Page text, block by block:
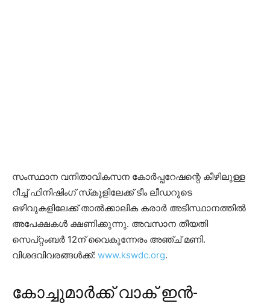
സംസ്ഥാന വനിതാവികസന കോർപ്പറേഷന്റെ കീഴിലുള്ള
റീച്ച് ഫിനിഷിംഗ് സ്‌കൂളിലേക്ക് ടീം ലീഡറുടെ
ഒഴിവുകളിലേക്ക് താൽക്കാലിക കരാർ അടിസ്ഥാനത്തിൽ
അപേക്ഷകൾ ക്ഷണിക്കുന്നു. അവസാന തീയതി
സെപ്റ്റംബർ 12ന് വൈകുന്നേരം അഞ്ച് മണി.
വിശദവിവരങ്ങൾക്ക്: www.kswdc.org.
കോച്ചുമാർക്ക് വാക് ഇൻ-